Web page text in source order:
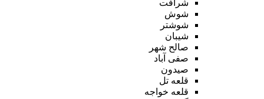
شرافت
شوش
شوشتر
شیبان
صالح شهر
صفی آباد
صیدون
قلعه تل
قلعه خواجه